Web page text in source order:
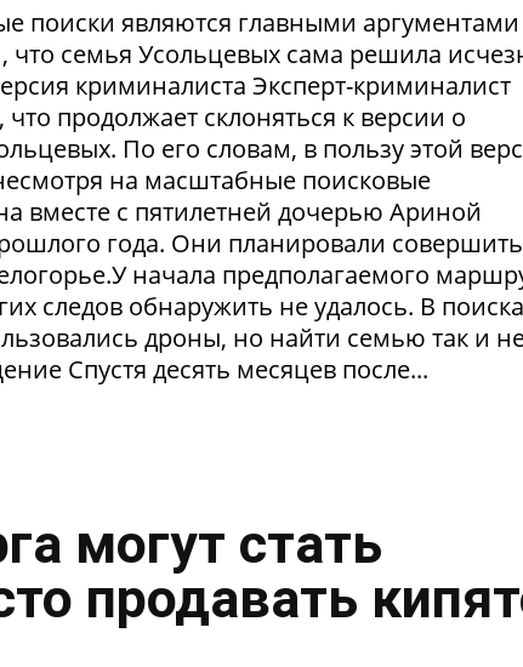
поиски являются главными
что семья Усольцевых сама решила
криминалиста Эксперт-криминалист
продолжает склоняться к версии о
По его словам, в пользу этой
на масштабные поисковые
вместе с пятилетней дочерью Ариной
года. Они планировали совершить
начала предполагаемого
следов обнаружить не удалось. В
дроны, но найти семью так и
Спустя десять месяцев после...
могут стать
продавать